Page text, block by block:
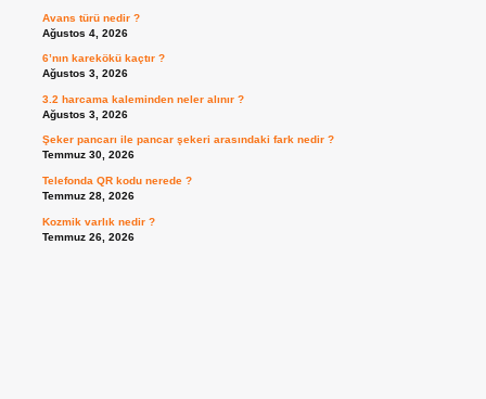
Avans türü nedir ?
Ağustos 4, 2026
6’nın karekökü kaçtır ?
Ağustos 3, 2026
3.2 harcama kaleminden neler alınır ?
Ağustos 3, 2026
Şeker pancarı ile pancar şekeri arasındaki fark nedir ?
Temmuz 30, 2026
Telefonda QR kodu nerede ?
Temmuz 28, 2026
Kozmik varlık nedir ?
Temmuz 26, 2026